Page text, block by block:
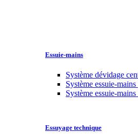
Essuie-mains
Système dévidage
Système essuie-
Système essuie-
Essuyage technique